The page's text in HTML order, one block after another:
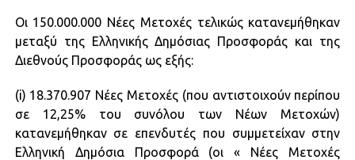
Οι 150.000.000 Νέες Μετοχές τελικώς κατανεμήθηκαν
μεταξύ της Ελληνικής Δημόσιας Προσφοράς και της
Διεθνούς Προσφοράς ως εξής:
(i) 18.370.907 Νέες Μετοχές (που αντιστοιχούν περίπου
σε 12,25% του συνόλου των Νέων Μετοχών)
κατανεμήθηκαν σε επενδυτές που συμμετείχαν στην
Ελληνική Δημόσια Προσφορά (οι « Νέες Μετοχές